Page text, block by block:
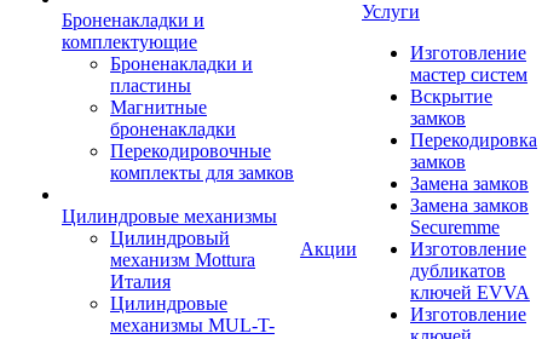
Броненакладки и
комплектующие
Броненакладки и
пластины
Магнитные
броненакладки
Перекодировочные
комплекты для замков
Цилиндровые механизмы
Цилиндровый
механизм Mottura
Италия
Цилиндровые
механизмы MUL-T-
Акции
Услуги
Изготовление
мастер систем
Вскрытие
замков
Перекодировка
замков
Замена замков
Замена замков
Securemme
Изготовление
дубликатов
ключей EVVA
Изготовление